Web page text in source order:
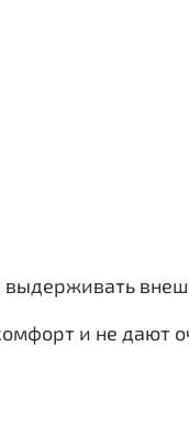
выдерживать
и не дают